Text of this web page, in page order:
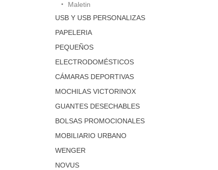
Maletin
USB Y USB PERSONALIZAS
PAPELERIA
PEQUEÑOS
ELECTRODOMÉSTICOS
CÁMARAS DEPORTIVAS
MOCHILAS VICTORINOX
GUANTES DESECHABLES
BOLSAS PROMOCIONALES
MOBILIARIO URBANO
WENGER
NOVUS